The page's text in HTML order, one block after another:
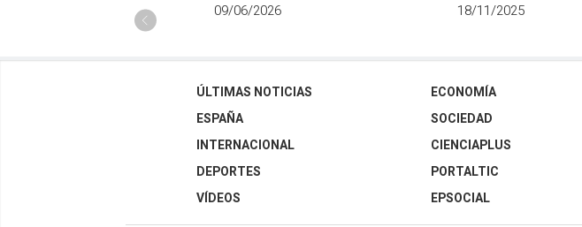
09/06/2026 18/11/2025
ÚLTIMAS NOTICIAS
ESPAÑA
INTERNACIONAL
DEPORTES
VÍDEOS
ECONOMÍA
SOCIEDAD
CIENCIAPLUS
PORTALTIC
EPSOCIAL